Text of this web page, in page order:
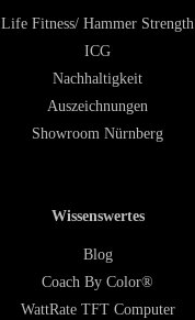
Life Fitness/ Hammer Strength
ICG
Nachhaltigkeit
Auszeichnungen
Showroom Nürnberg
Wissenswertes
Blog
Coach By Color®
WattRate TFT Computer